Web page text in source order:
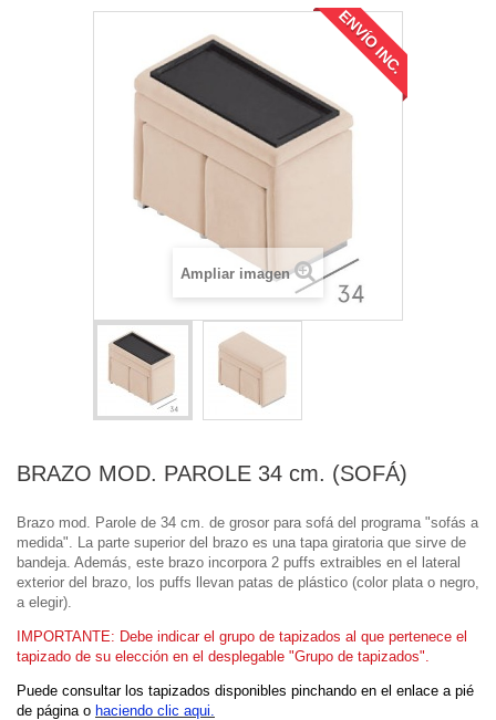
ENVÍO INC.
Ampliar imagen
BRAZO MOD. PAROLE 34 cm. (SOFÁ)
Brazo mod. Parole de 34 cm. de grosor para sofá del programa "sofás a
medida". La parte superior del brazo es una tapa giratoria que sirve de
bandeja. Además, este brazo incorpora 2 puffs extraibles en el lateral
exterior del brazo, los puffs llevan patas de plástico (color plata o negro,
a elegir).
IMPORTANTE: Debe indicar el grupo de tapizados al que pertenece el
tapizado de su elección en el desplegable "Grupo de tapizados".
Puede consultar los tapizados disponibles pinchando en el enlace a pié
de página o haciendo clic aqui.